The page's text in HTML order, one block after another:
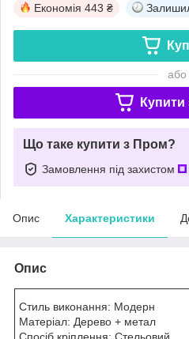
Економія 443 ₴
або
Купити
Що таке купити з Пром?
Замовлення під захистом
Опис Характеристики
Опис
Стиль виконання: Модерн
Матеріал: Дерево + метал
Спосіб кріплення: Стельовий